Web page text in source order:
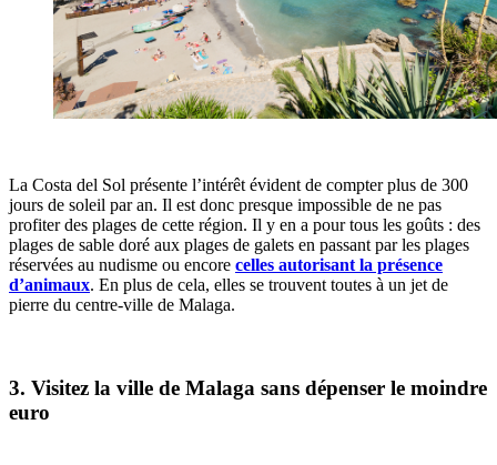
La Costa del Sol présente l’intérêt évident de compter plus de 300
jours de soleil par an. Il est donc presque impossible de ne pas
profiter des plages de cette région. Il y en a pour tous les goûts : des
plages de sable doré aux plages de galets en passant par les plages
réservées au nudisme ou encore celles autorisant la présence
d’animaux. En plus de cela, elles se trouvent toutes à un jet de
pierre du centre-ville de Malaga.
3. Visitez la ville de Malaga sans dépenser le moindre
euro